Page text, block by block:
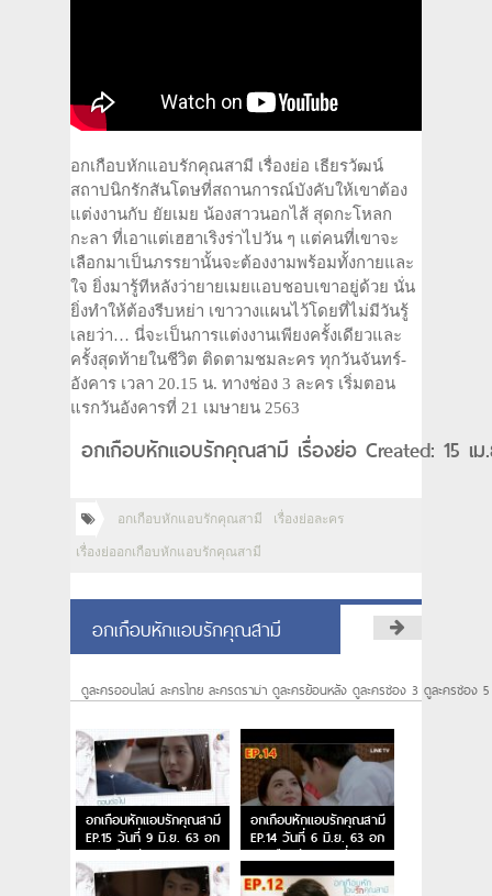
อกเกือบหักแอบรักคุณสามี เรื่องย่อ เธียรวัฒน์
สถาปนิกรักสันโดษที่สถานการณ์บังคับให้เขาต้อง
แต่งงานกับ ยัยเมย น้องสาวนอกไส้ สุดกะโหลก
กะลา ที่เอาแต่เฮฮาเริงร่าไปวัน ๆ แต่คนที่เขาจะ
เลือกมาเป็นภรรยานั้นจะต้องงามพร้อมทั้งกายและ
ใจ ยิ่งมารู้ทีหลังว่ายายเมยแอบชอบเขาอยู่ด้วย นั่น
ยิ่งทำให้ต้องรีบหย่า เขาวางแผนไว้โดยที่ไม่มีวันรู้
เลยว่า… นี่จะเป็นการแต่งงานเพียงครั้งเดียวและ
ครั้งสุดท้ายในชีวิต ติดตามชมละคร ทุกวันจันทร์-
อังคาร เวลา 20.15 น. ทางช่อง 3 ละคร เริ่มตอน
แรกวันอังคารที่ 21 เมษายน 2563
อกเกือบหักแอบรักคุณสามี เรื่องย่อ Created: 15 เ
อกเกือบหักแอบรักคุณสามี เรื่องย่อละคร
เรื่องย่ออกเกือบหักแอบรักคุณสามี
อกเกือบหักแอบรักคุณสามี
ดูละครออนไลน์ ละครไทย ละครดราม่า ดูละครย้อนหลัง ดูละครช่อง 3 ดูละครช่อง
อกเกือบหักแอบรักคุณสามี
EP.15 วันที่ 9 มิ.ย. 63 อก
เกือบหัก ตอนจบ
อกเกือบหักแอบรักคุณสามี
EP.14 วันที่ 6 มิ.ย. 63 อก
เกือบหัก ตอนที่ 14